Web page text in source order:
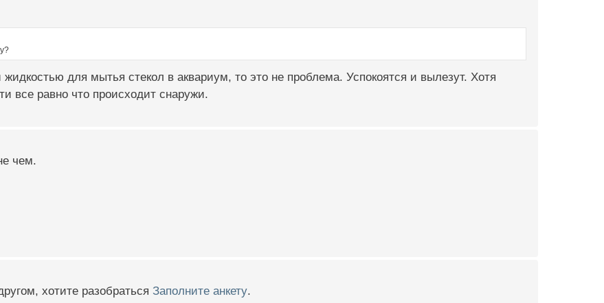
для мытья стекол в аквариум, то это не проблема. Успокоятся и вылезут. Хотя
все равно что происходит снаружи.
чем.
хотите разобраться Заполните анкету.